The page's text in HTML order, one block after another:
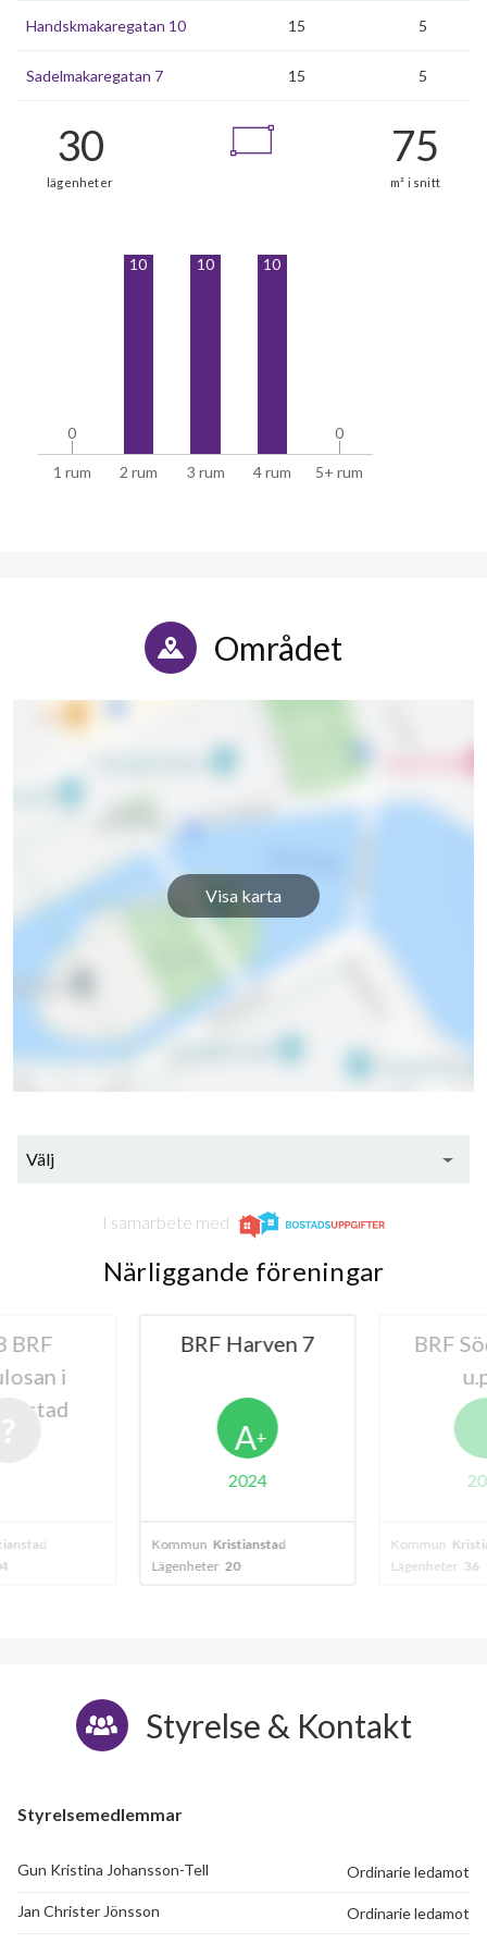
Handskmakaregatan 10 15 5
Sadelmakaregatan 7 15 5
1 rum 2 rum 3 rum 4 rum 5+ rum
0
0
10 10 10
0
0
Området
Visa karta
Välj
I samarbete med
Närliggande föreningar
BRF
i
BRF Harven 7
A+
2024
Kommun Kristianstad
Lägenheter 20
BRF
Kommun
Lägenheter
36
Styrelse & Kontakt
Styrelsemedlemmar
Gun Kristina Johansson-Tell Ordinarie ledamot
Jan Christer Jönsson Ordinarie ledamot